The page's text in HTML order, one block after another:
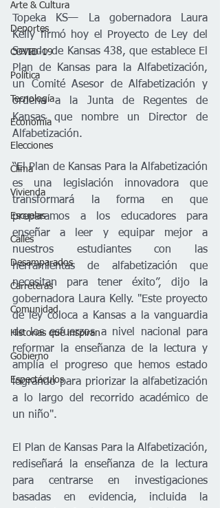
Arte & Cultura
Deportes
COVID-19
Política
Tecnología
Economía
Elecciones
Clima
Vivienda
Escuelas
Calles
Desamparados
Carreteras
Comunidad
Historias que inspiran
Gobierno
Espectáculos
Topeka KS— La gobernadora Laura
Kelly firmó hoy el Proyecto de Ley del
Senado de Kansas 438, que establece El
Plan de Kansas para la Alfabetización,
un Comité Asesor de Alfabetización y
ordena a la Junta de Regentes de
Kansas que nombre un Director de
Alfabetización.
“El Plan de Kansas Para la Alfabetización
es una legislación innovadora que
transformará la forma en que
preparamos a los educadores para
enseñar a leer y equipar mejor a
nuestros estudiantes con las
herramientas de alfabetización que
necesitan para tener éxito”, dijo la
gobernadora Laura Kelly. "Este proyecto
de ley coloca a Kansas a la vanguardia
de los esfuerzos a nivel nacional para
reformar la enseñanza de la lectura y
amplía el progreso que hemos estado
logrando para priorizar la alfabetización
a lo largo del recorrido académico de
un niño".
El Plan de Kansas Para la Alfabetización,
rediseñará la enseñanza de la lectura
para centrarse en investigaciones
basadas en evidencia, incluida la